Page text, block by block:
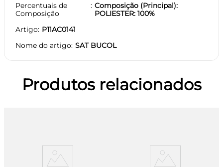
Percentuais de
Composição
Composição (Principal):
POLIESTER: 100%
Artigo P11AC0141
Nome do artigo SAT BUCOL
Produtos relacionados